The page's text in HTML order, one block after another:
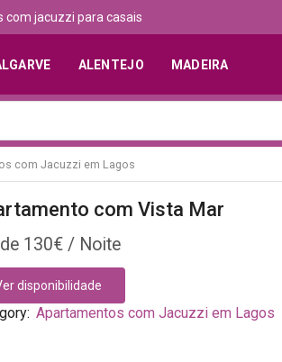
com jacuzzi para casais
ALENTEJO MADEIRA
com Jacuzzi em Lagos
com Vista Mar
130€
disponibilidade
Apartamentos com Jacuzzi em Lagos